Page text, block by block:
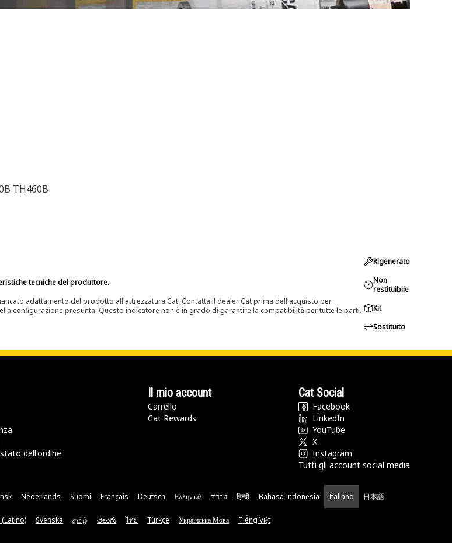
TH460B
tecniche del produttore.
adattamento del prodotto all'attrezzatura Cat. Contatta il dealer Cat prima dell'acquisto per
configurazione presunta. Questo indicatore non è in grado di garantire la compatibilità per tutte le parti.
Rigenerato
Non
restituibile
Kit
Sostituito
dell'ordine
Il mio account
Carrello
Cat Rewards
Cat Social
Facebook
LinkedIn
YouTube
X
Instagram
Tutti gli account social media
Nederlands Suomi Français Deutsch Ελληνικά עברית हिन्दी Bahasa Indonesia Italiano 日本語
Svenska தமிழ் తెలుగు ไทย Türkçe Українська Мова Tiếng Việt